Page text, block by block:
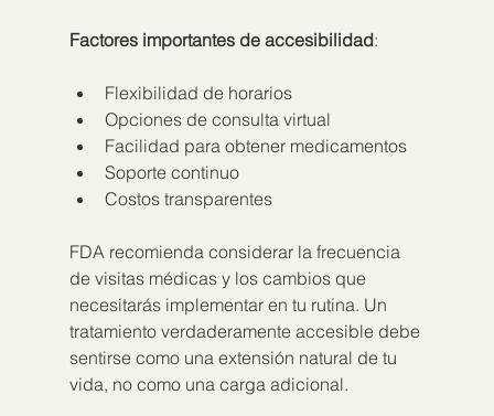
Factores importantes de accesibilidad:
Flexibilidad de horarios
Opciones de consulta virtual
Facilidad para obtener medicamentos
Soporte continuo
Costos transparentes
FDA recomienda considerar la frecuencia
de visitas médicas y los cambios que
necesitarás implementar en tu rutina. Un
tratamiento verdaderamente accesible debe
sentirse como una extensión natural de tu
vida, no como una carga adicional.